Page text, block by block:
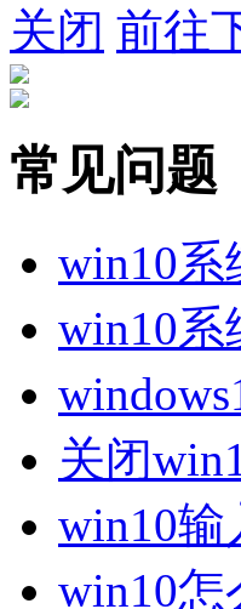
关闭 前往
常见问题
win10系
win10系
关闭
win10输
win10怎